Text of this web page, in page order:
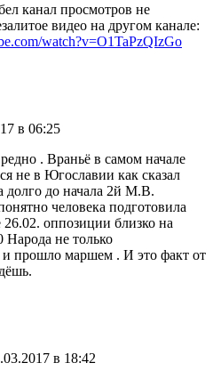
канал просмотров не
видео на другом канале:
watch?v=O1TaPzQIzGo
в 06:25
. Враньё в самом начале
не в Югославии как сказал
долго до начала 2й М.В.
человека подготовила
оппозиции близко на
Народа не только
и прошло маршем . И это факт от
в 18:42